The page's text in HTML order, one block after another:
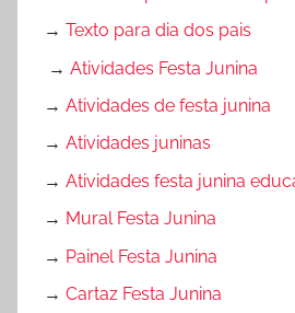
→ Texto para dia dos pais
→ Atividades Festa Junina
→ Atividades de festa junina
→ Atividades juninas
→ Atividades festa junina
→ Mural Festa Junina
→ Painel Festa Junina
→ Cartaz Festa Junina